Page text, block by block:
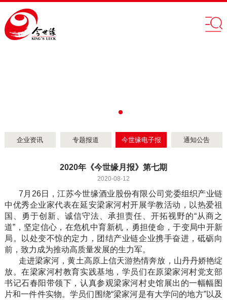
企业资讯 专题报道 今世缘电子报 通知公告
2020年《今世缘月报》第七期
2020-08-12
7月26日，江苏今世缘酒业股份有限公司党委组织产业链
中优秀企业家代表在延安梁家河村开展学教活动，以热爱祖
国、勇于创新、诚信守法、承担责任、开拓视野的“从商之
道”，坚定信心，在危机中育新机，勇担使命，于变局中开新
局。以处变不惊的定力，团结产业链企业携手奋进，砥砺向
前，致力成为推动高质量发展的生力军。
走进梁家河，黄土高原上信天游热情奔放，山丹丹娇艳绽
放。在梁家河村教育实践基地，学员们在原梁家河村党支部
书记石春阳带领下，认真参观梁家河村史馆展出的一幅幅图
片和一件件实物。学员们围绕“梁家河是有大学问的地方”以及